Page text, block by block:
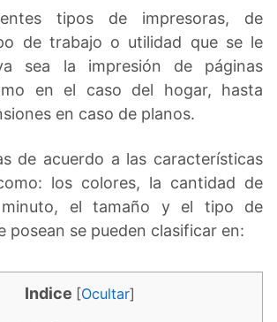
tipos de impresoras, de
de trabajo o utilidad que se le
sea la impresión de páginas
en el caso del hogar, hasta
en caso de planos.
de acuerdo a las características
los colores, la cantidad de
el tamaño y el tipo de
posean se pueden clasificar en:
Indice [Ocultar]